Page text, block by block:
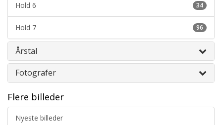
34
Hold 6
96
Hold 7
Årstal
Fotografer
Flere billeder
Nyeste billeder